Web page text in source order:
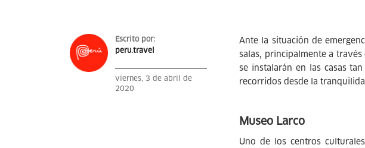
Escrito por:
peru.travel
viernes, 3 de abril de
2020
Ante la situación de
salas, principalmente a
se instalarán en las casas
recorridos desde la
Museo Larco
Uno de los centros